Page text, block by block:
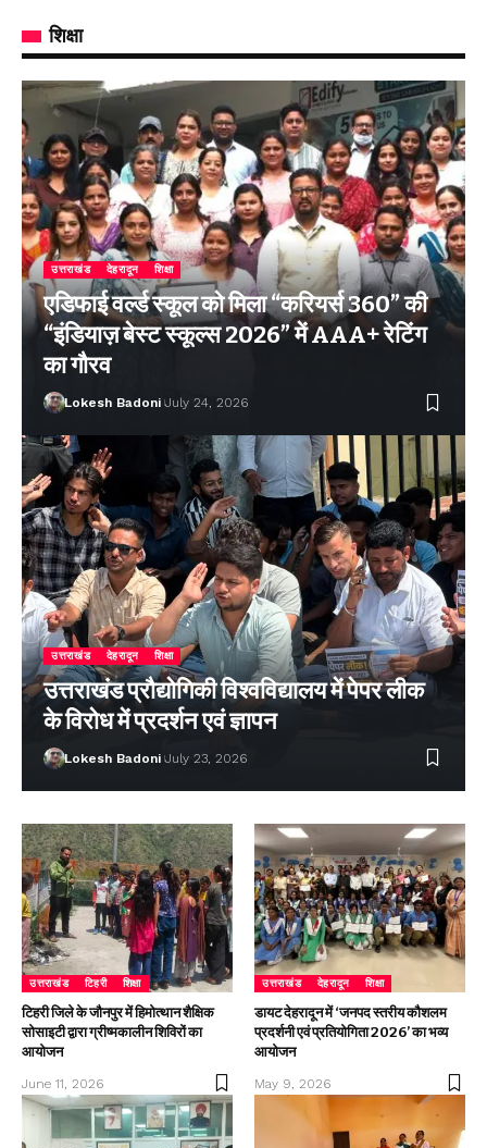
शिक्षा
उत्तराखंड देहरादून शिक्षा
एडिफाई वर्ल्ड स्कूल को मिला “करियर्स 360” की
“इंडियाज़ बेस्ट स्कूल्स 2026” में AAA+ रेटिंग
का गौरव
Lokesh Badoni July 24, 2026
उत्तराखंड देहरादून शिक्षा
उत्तराखंड प्रौद्योगिकी विश्वविद्यालय में पेपर लीक
के विरोध में प्रदर्शन एवं ज्ञापन
Lokesh Badoni July 23, 2026
उत्तराखंड टिहरी शिक्षा
टिहरी जिले के जौनपुर में हिमोत्थान शैक्षिक
सोसाइटी द्वारा ग्रीष्मकालीन शिविरों का
आयोजन
June 11, 2026
उत्तराखंड देहरादून शिक्षा
डायट देहरादून में ‘जनपद स्तरीय कौशलम
प्रदर्शनी एवं प्रतियोगिता 2026’ का भव्य
आयोजन
May 9, 2026